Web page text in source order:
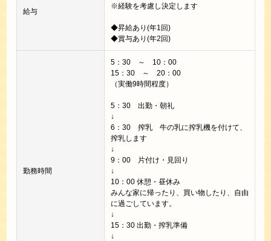
給与
※経験を考慮し決定します
◆昇給あり(年1回)
◆賞与あり(年2回)
勤務時間
5：30 ～ 10：00
15：30 ～ 20：00
（実働9時間程度）
5：30 出勤・朝礼
↓
6：30 搾乳 牛の乳に搾乳機を付けて、
搾乳します
↓
9：00 片付け・見回り
↓
10：00 休憩・昼休み
みんな家に帰ったり、買い物したり、自由
に過ごしています。
↓
15：30 出勤・搾乳準備
↓